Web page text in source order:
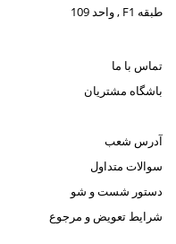
طبقه F1 , واحد 109
تماس با ما
باشگاه مشتریان
آدرس شعب
سوالات متداول
دستور شست و شو
شرایط تعویض و مرجوع